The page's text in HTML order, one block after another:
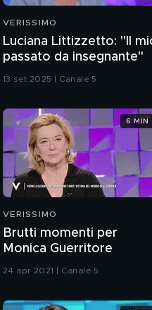
VERISSIMO
Luciana Littizzetto: "Il
passato da insegnante"
13 set 2025 | Canale 5
VERISSIMO
Brutti momenti per
Monica Guerritore
24 apr 2021 | Canale 5
6 MIN